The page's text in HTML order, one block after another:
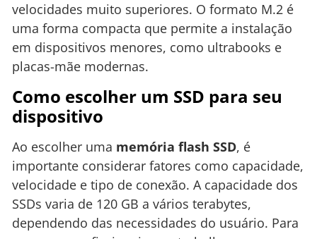
velocidades muito superiores. O formato M.2 é
uma forma compacta que permite a instalação
em dispositivos menores, como ultrabooks e
placas-mãe modernas.
Como escolher um SSD para seu
dispositivo
Ao escolher uma memória flash SSD, é
importante considerar fatores como capacidade,
velocidade e tipo de conexão. A capacidade dos
SSDs varia de 120 GB a vários terabytes,
dependendo das necessidades do usuário. Para